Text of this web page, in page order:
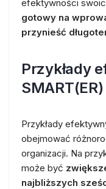
efektywności
gotowy na
przynieść
Przykłady
SMART(ER)
Przykłady
obejmować
organizacji. Na
może być
najbliższych